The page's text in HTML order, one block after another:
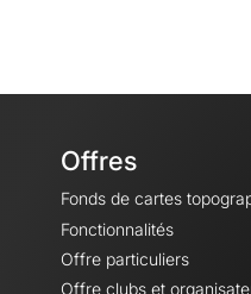
Offres
Fonds de cartes
Fonctionnalités
Offre particuliers
Offre clubs et